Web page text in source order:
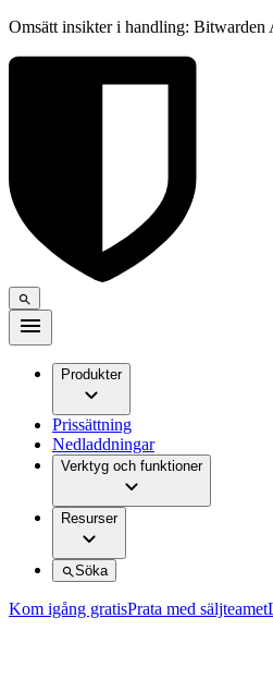
Omsätt insikter i handling:
Produkter
Prissättning
Nedladdningar
Verktyg och funktioner
Resurser
Söka
Kom igång gratisPrata med säljteamet